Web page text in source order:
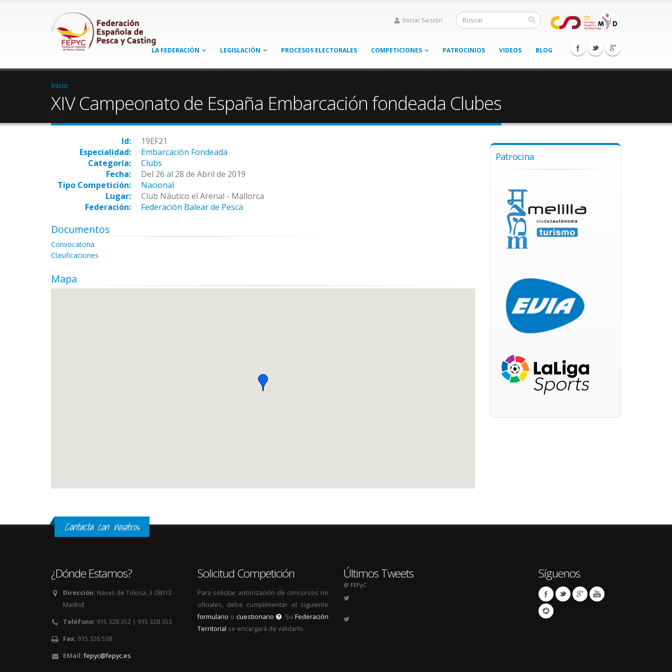
Iniciar Sesión
LA FEDERACIÓN LEGISLACIÓN PROCESOS ELECTORALES COMPETICIONES PATROCINIOS VIDEOS BLOG
Inicio
XIV Campeonato de España Embarcación fondeada Clubes
Id:
19EF21
Especialidad:
Embarcación Fondeada
Categoría:
Clubs
Fecha:
Del 26 al 28 de Abril de 2019
Tipo Competición:
Nacional
Lugar:
Club Náutico el Arenal - Mallorca
Federación:
Federación Balear de Pesca
Documentos
Convocatoria
Clasificaciones
Mapa
Patrocina
Contacta con nosotros
¿Dónde Estamos?
Dirección: Navas de Tolosa, 3 28013 -
Madrid
Teléfono: 915 328 352 | 915 328 353
Fax: 915 326 538
EMail: fepyc@fepyc.es
Solicitud Competición
Para solicitar autorización de concursos no
oficiales, debe cumplimentar el siguiente
formulario o cuestionario . SuFederación
Territorial se encargará de validarlo.
Últimos Tweets
@ FEPyC
Síguenos